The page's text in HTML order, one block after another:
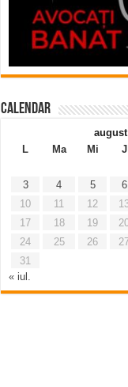
Calendar
L
Ma Mi J
3
4 5 6
10
11 12
17
18 19
24
25 26
31
« iul.